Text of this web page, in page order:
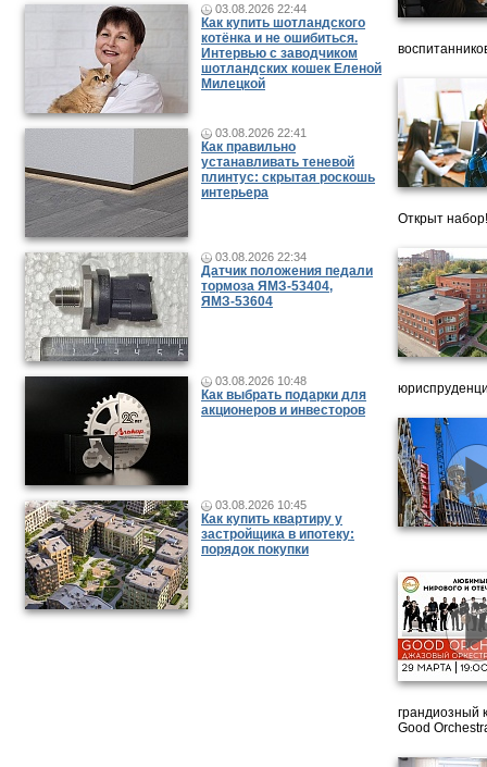
03.08.2026 22:44
Как купить шотландского
котёнка и не ошибиться.
Интервью с заводчиком
шотландских кошек Еленой
Милецкой
03.08.2026 22:41
Как правильно
устанавливать теневой
плинтус: скрытая роскошь
интерьера
03.08.2026 22:34
Датчик положения педали
тормоза ЯМЗ-53404,
ЯМЗ-53604
03.08.2026 10:48
Как выбрать подарки для
акционеров и инвесторов
03.08.2026 10:45
Как купить квартиру у
застройщика в ипотеку:
порядок покупки
Открыт набор!
грандиозный
Good